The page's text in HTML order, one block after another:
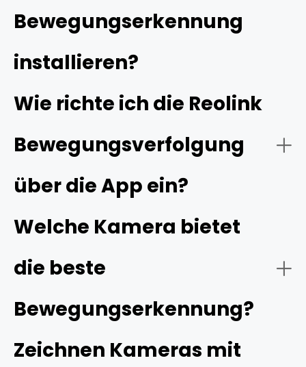
Bewegungserkennung
installieren?
Wie richte ich die Reolink
Bewegungsverfolgung
über die App ein?
Welche Kamera bietet
die beste
Bewegungserkennung?
Zeichnen Kameras mit